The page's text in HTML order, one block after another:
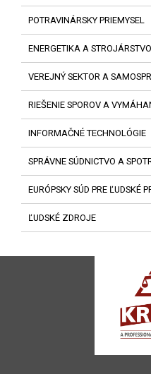
POTRAVINÁRSKY PRIEMYSEL
ENERGETIKA A STROJÁRSTVO
VEREJNÝ SEKTOR A
RIEŠENIE SPOROV A
INFORMAČNÉ TECHNOLÓGIE
SPRÁVNE SÚDNICTVO A
EURÓPSKY SÚD PRE ĽUDSKÉ
ĽUDSKÉ ZDROJE